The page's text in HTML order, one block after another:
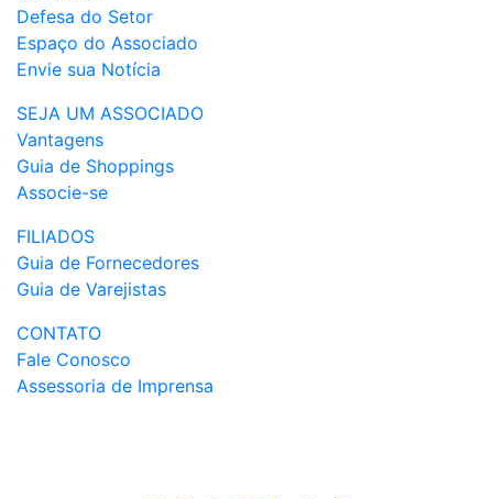
Defesa do Setor
Espaço do Associado
Envie sua Notícia
SEJA UM ASSOCIADO
Vantagens
Guia de Shoppings
Associe-se
FILIADOS
Guia de Fornecedores
Guia de Varejistas
CONTATO
Fale Conosco
Assessoria de Imprensa